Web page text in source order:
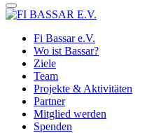
Fi Bassar e.V.
Wo ist Bassar?
Ziele
Team
Projekte & Aktivitäten
Partner
Mitglied werden
Spenden